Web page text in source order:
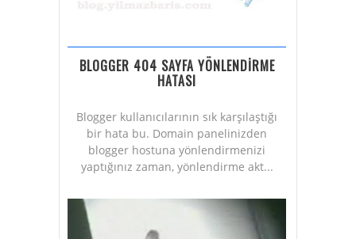
BLOGGER 404 SAYFA YÖNLENDİRME
HATASI
Blogger kullanıcılarının sık karşılaştığı
bir hata bu. Domain panelinizden
blogger hostuna yönlendirmenizi
yaptığınız zaman, yönlendirme akt...